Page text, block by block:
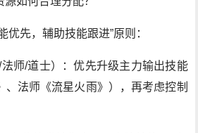
优先，辅助技能跟进”原则：
师/道士）：优先升级主力输出技能
、法师《流星火雨》），再考虑控制